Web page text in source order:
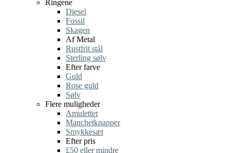
Ringene
Diesel
Fossil
Skagen
Af Metal
Rustfrit stål
Sterling sølv
Efter farve
Guld
Rose guld
Sølv
Flere muligheder
Amuletter
Manchetknapper
Smykkesæt
Efter pris
£50 eller mindre